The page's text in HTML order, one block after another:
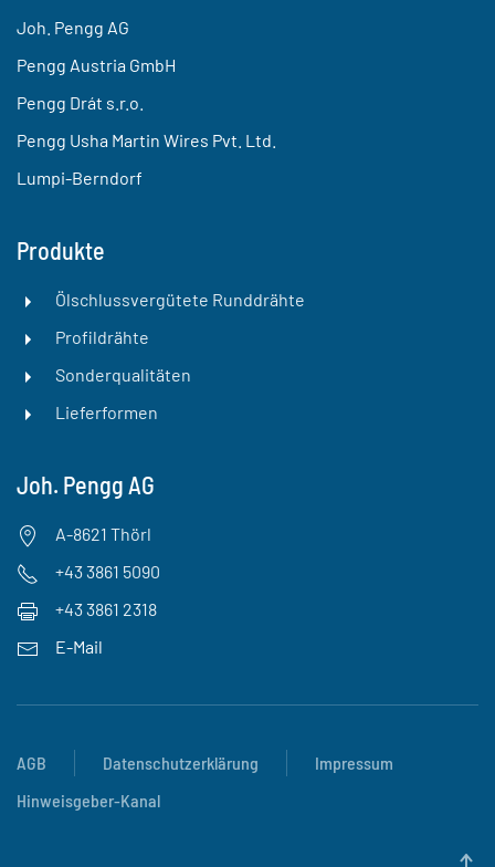
Joh. Pengg AG
Pengg Austria GmbH
Pengg Drát s.r.o.
Pengg Usha Martin Wires Pvt. Ltd.
Lumpi-Berndorf
Produkte
Ölschlussvergütete Runddrähte
Profildrähte
Sonderqualitäten
Lieferformen
Joh. Pengg AG
A-8621 Thörl
+43 3861 5090
+43 3861 2318
E-Mail
AGB Datenschutzerklärung
Impressum
Hinweisgeber-Kanal